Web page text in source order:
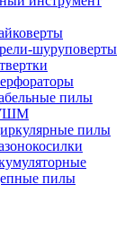
шуруповерты
пилы
УШМ
пилы
пилы